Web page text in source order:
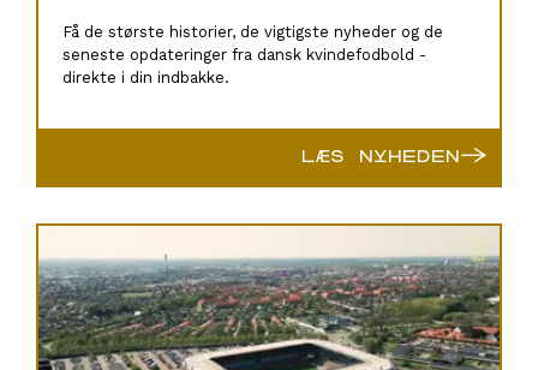
Få de største historier, de vigtigste nyheder og de
seneste opdateringer fra dansk kvindefodbold -
direkte i din indbakke.
LÆS NYHEDEN →